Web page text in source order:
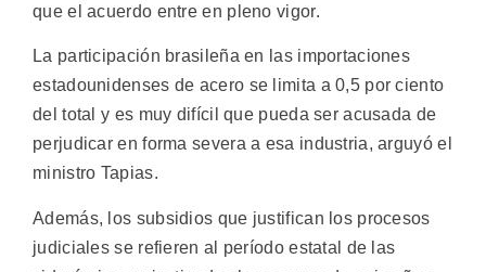
que el acuerdo entre en pleno vigor.
La participación brasileña en las importaciones
estadounidenses de acero se limita a 0,5 por ciento
del total y es muy difícil que pueda ser acusada de
perjudicar en forma severa a esa industria, arguyó el
ministro Tapias.
Además, los subsidios que justifican los procesos
judiciales se refieren al período estatal de las